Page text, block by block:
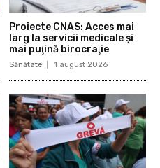
Proiecte CNAS: Acces mai
larg la servicii medicale și
mai puţină birocraţie
Sănătate 1 august 2026